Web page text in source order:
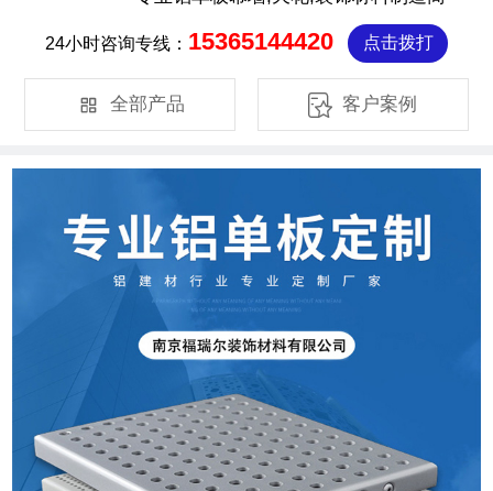
24小时咨询专线： 15365144420 点击拨打
 全部产品  客户案例